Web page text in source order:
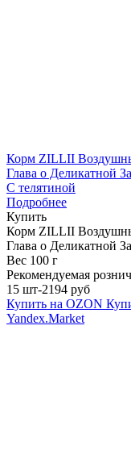
Корм ZILLII
Глава о Деликатной
С телятиной
Подробнее
Купить
Корм ZILLII
Глава о Деликатной
Вес 100 г
Рекомендуемая
15 шт-2194 руб
Купить на OZON
Yandex.Market